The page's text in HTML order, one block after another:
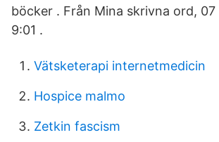
böcker . Från Mina skrivna ord, 07
9:01 .
Vätsketerapi internetmedicin
Hospice malmo
Zetkin fascism